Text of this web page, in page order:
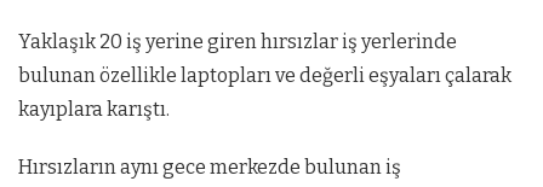
Yaklaşık 20 iş yerine giren hırsızlar iş yerlerinde
bulunan özellikle laptopları ve değerli eşyaları çalarak
kayıplara karıştı.
Hırsızların aynı gece merkezde bulunan iş